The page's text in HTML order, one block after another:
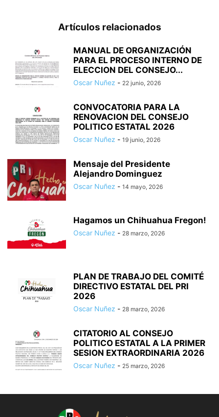
Artículos relacionados
MANUAL DE ORGANIZACIÓN
PARA EL PROCESO INTERNO DE
ELECCION DEL CONSEJO...
Oscar Nuñez - 22 junio, 2026
CONVOCATORIA PARA LA
RENOVACION DEL CONSEJO
POLITICO ESTATAL 2026
Oscar Nuñez - 19 junio, 2026
Mensaje del Presidente
Alejandro Dominguez
Oscar Nuñez - 14 mayo, 2026
Hagamos un Chihuahua Fregon!
Oscar Nuñez - 28 marzo, 2026
PLAN DE TRABAJO DEL COMITÉ
DIRECTIVO ESTATAL DEL PRI
2026
Oscar Nuñez - 28 marzo, 2026
CITATORIO AL CONSEJO
POLITICO ESTATAL A LA PRIMER
SESION EXTRAORDINARIA 2026
Oscar Nuñez - 25 marzo, 2026